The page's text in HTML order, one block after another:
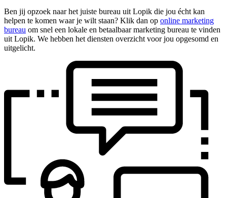
Ben jij opzoek naar het juiste bureau uit Lopik die jou écht kan
helpen te komen waar je wilt staan? Klik dan op online marketing
bureau om snel een lokale en betaalbaar marketing bureau te vinden
uit Lopik. We hebben het diensten overzicht voor jou opgesomd en
uitgelicht.